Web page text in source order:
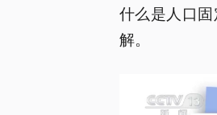
什么是人口
解。